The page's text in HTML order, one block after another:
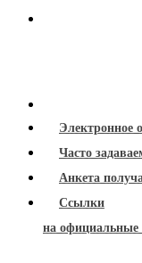
Электронное
Часто
Анкета
Ссылки
на официальные